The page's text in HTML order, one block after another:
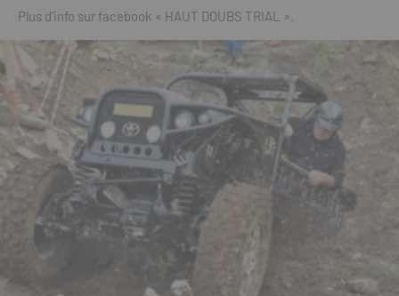
Plus d’info sur facebook « HAUT DOUBS TRIAL ».